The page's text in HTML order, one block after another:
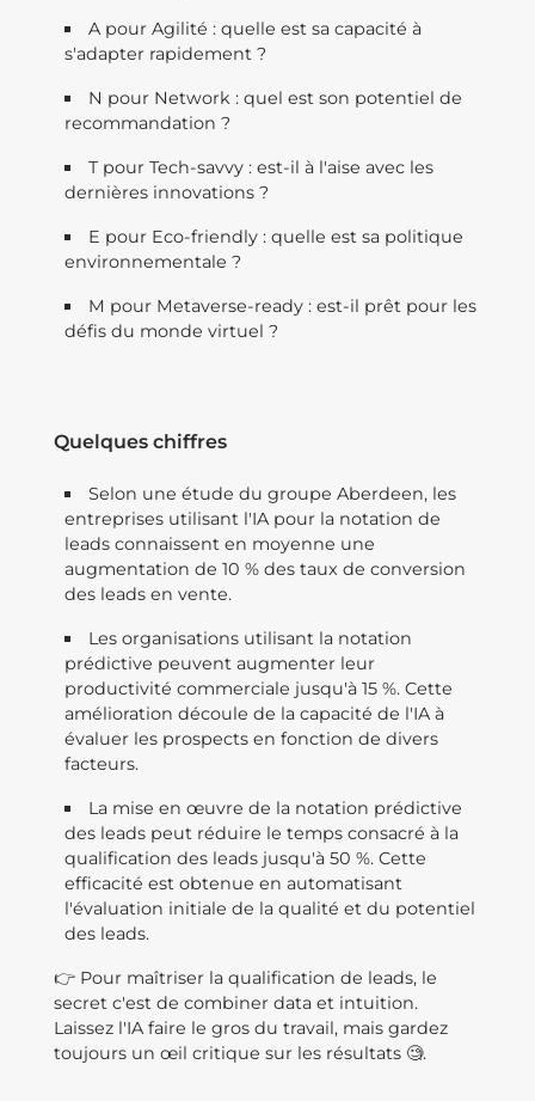
A pour Agilité : quelle est sa capacité à
s'adapter rapidement ?
N pour Network : quel est son potentiel de
recommandation ?
T pour Tech-savvy : est-il à l'aise avec les
dernières innovations ?
E pour Eco-friendly : quelle est sa politique
environnementale ?
M pour Metaverse-ready : est-il prêt pour les
défis du monde virtuel ?
Quelques chiffres
Selon une étude du groupe Aberdeen, les
entreprises utilisant l'IA pour la notation de
leads connaissent en moyenne une
augmentation de 10 % des taux de conversion
des leads en vente.
Les organisations utilisant la notation
prédictive peuvent augmenter leur
productivité commerciale jusqu'à 15 %. Cette
amélioration découle de la capacité de l'IA à
évaluer les prospects en fonction de divers
facteurs.
La mise en œuvre de la notation prédictive
des leads peut réduire le temps consacré à la
qualification des leads jusqu'à 50 %. Cette
efficacité est obtenue en automatisant
l'évaluation initiale de la qualité et du potentiel
des leads.
👉 Pour maîtriser la qualification de leads, le
secret c'est de combiner data et intuition.
Laissez l'IA faire le gros du travail, mais gardez
toujours un œil critique sur les résultats 🧐.